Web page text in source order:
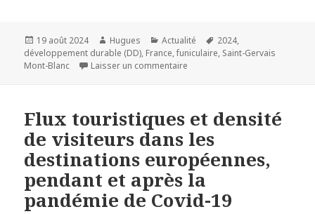
Publié
le
19 août 2024 Auteur
Hugues Catégories
Actualité
Mots-
clés
2024,
développement durable (DD), France,funiculaire, Saint-Gervais
Mont-Blanc
Laisser un commentaire
Flux touristiques et densité
de visiteurs dans les
destinations européennes,
pendant et après la
pandémie de Covid-19